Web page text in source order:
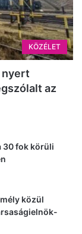
KÖZÉLET
nyert
az
30 fok körüli
közül